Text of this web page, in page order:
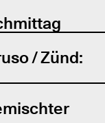
/ Zünd: